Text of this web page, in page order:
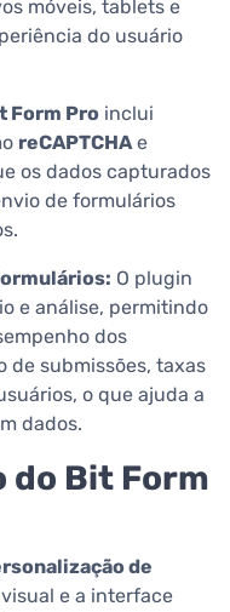
móveis, tablets e
do usuário
Form Pro inclui
reCAPTCHAe
os dados capturados
de formulários
O plugin
e análise, permitindo
dos
de submissões, taxas
o que ajuda a
dados.
do Bit Form
de
e a interface